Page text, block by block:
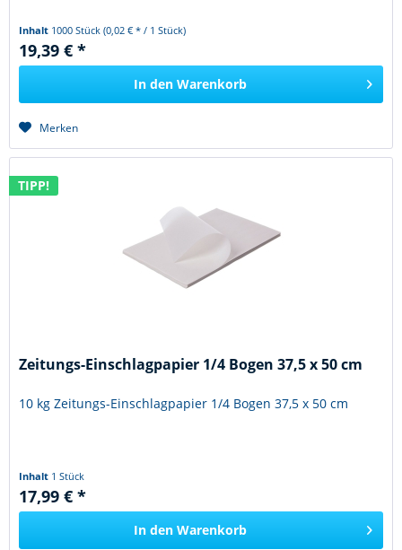
Inhalt 1000 Stück(0,02 € * / 1 Stück)
19,39 € *
In den Warenkorb
Merken
TIPP!
Zeitungs-Einschlagpapier 1/4 Bogen 37,5 x 50 cm
10 kg Zeitungs-Einschlagpapier 1/4 Bogen 37,5 x 50 cm
Inhalt 1 Stück
17,99 € *
In den Warenkorb